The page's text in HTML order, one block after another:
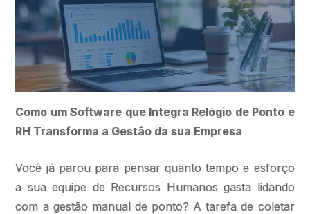
Como um Software que Integra Relógio de Ponto e
RH Transforma a Gestão da sua Empresa
Você já parou para pensar quanto tempo e esforço
a sua equipe de Recursos Humanos gasta lidando
com a gestão manual de ponto? A tarefa de coletar